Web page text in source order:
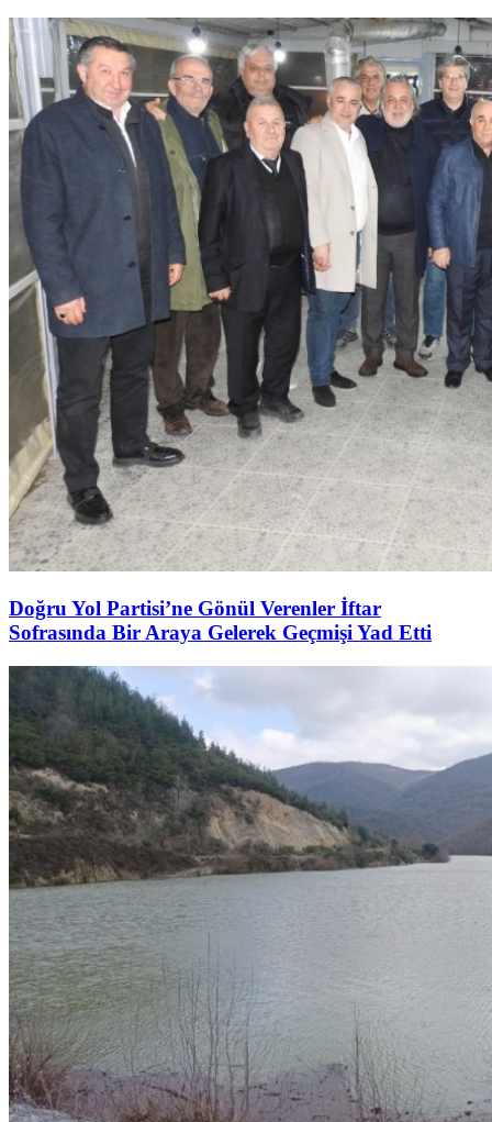
Doğru Yol Partisi’ne Gönül Verenler İftar
Sofrasında Bir Araya Gelerek Geçmişi Yad Etti